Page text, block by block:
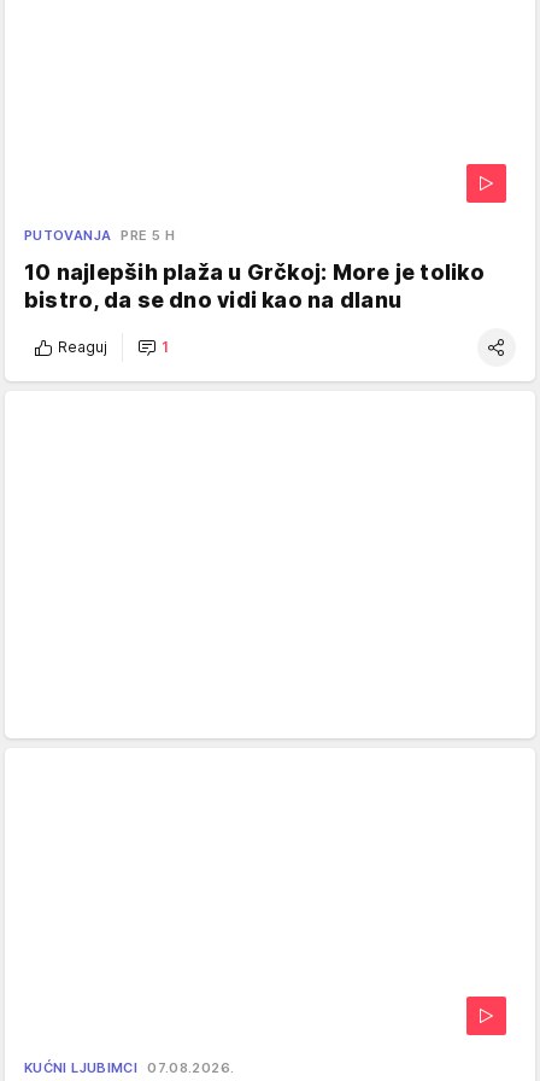
PUTOVANJA PRE 5 H
10 najlepših plaža u Grčkoj: More je toliko
bistro, da se dno vidi kao na dlanu
Reaguj 1
KUĆNI LJUBIMCI 07.08.2026.